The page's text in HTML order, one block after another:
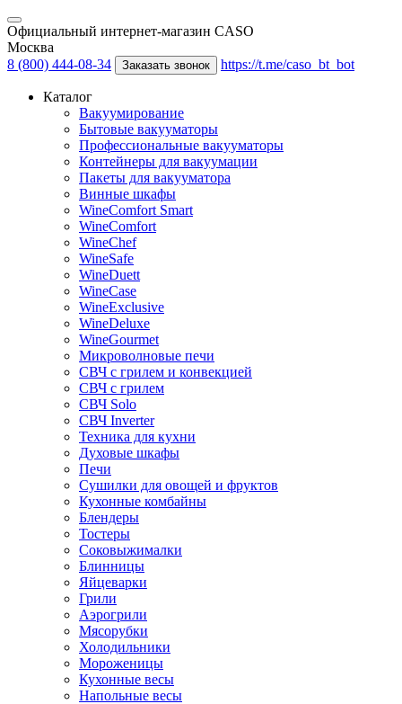
Официальный интернет-магазин CASO
Москва
8 (800) 444-08-34
Заказать звонок https://t.me/caso_bt_bot
Каталог
Вакуумирование
Бытовые вакууматоры
Профессиональные вакууматоры
Контейнеры для вакуумации
Пакеты для вакууматора
Винные шкафы
WineComfort Smart
WineComfort
WineChef
WineSafe
WineDuett
WineCase
WineExclusive
WineDeluxe
WineGourmet
Микроволновые печи
СВЧ с грилем и конвекцией
СВЧ с грилем
СВЧ Solo
СВЧ Inverter
Техника для кухни
Духовые шкафы
Печи
Сушилки для овощей и фруктов
Кухонные комбайны
Блендеры
Тостеры
Соковыжималки
Блинницы
Яйцеварки
Грили
Аэрогрили
Мясорубки
Холодильники
Мороженицы
Кухонные весы
Напольные весы